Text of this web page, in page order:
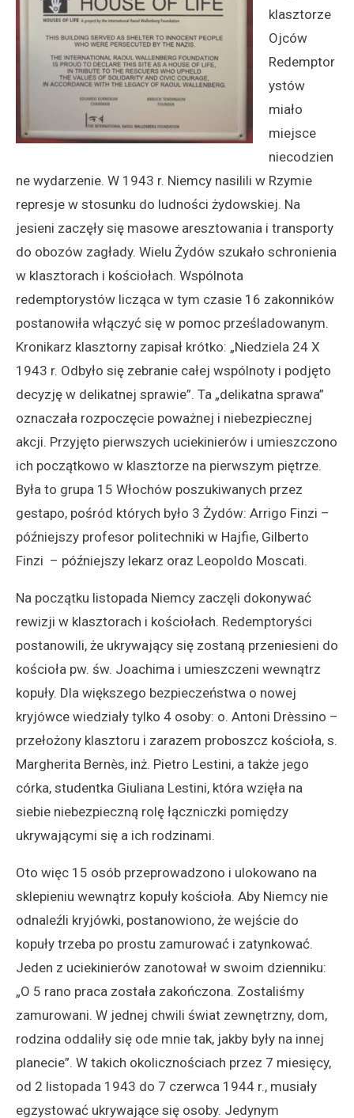
klasztorze
Ojców
Redemptor
ystów
miało
miejsce
niecodzien
ne wydarzenie. W 1943 r. Niemcy nasilili w Rzymie
represje w stosunku do ludności żydowskiej. Na
jesieni zaczęły się masowe aresztowania i transporty
do obozów zagłady. Wielu Żydów szukało schronienia
w klasztorach i kościołach. Wspólnota
redemptorystów licząca w tym czasie 16 zakonników
postanowiła włączyć się w pomoc prześladowanym.
Kronikarz klasztorny zapisał krótko: „Niedziela 24 X
1943 r. Odbyło się zebranie całej wspólnoty i podjęto
decyzję w delikatnej sprawie”. Ta „delikatna sprawa”
oznaczała rozpoczęcie poważnej i niebezpiecznej
akcji. Przyjęto pierwszych uciekinierów i umieszczono
ich początkowo w klasztorze na pierwszym piętrze.
Była to grupa 15 Włochów poszukiwanych przez
gestapo, pośród których było 3 Żydów: Arrigo Finzi –
późniejszy profesor politechniki w Hajfie, Gilberto
Finzi – późniejszy lekarz oraz Leopoldo Moscati.
Na początku listopada Niemcy zaczęli dokonywać
rewizji w klasztorach i kościołach. Redemptoryści
postanowili, że ukrywający się zostaną przeniesieni do
kościoła pw. św. Joachima i umieszczeni wewnątrz
kopuły. Dla większego bezpieczeństwa o nowej
kryjówce wiedziały tylko 4 osoby: o. Antoni Drèssino –
przełożony klasztoru i zarazem proboszcz kościoła, s.
Margherita Bernès, inż. Pietro Lestini, a także jego
córka, studentka Giuliana Lestini, która wzięła na
siebie niebezpieczną rolę łączniczki pomiędzy
ukrywającymi się a ich rodzinami.
Oto więc 15 osób przeprowadzono i ulokowano na
sklepieniu wewnątrz kopuły kościoła. Aby Niemcy nie
odnaleźli kryjówki, postanowiono, że wejście do
kopuły trzeba po prostu zamurować i zatynkować.
Jeden z uciekinierów zanotował w swoim dzienniku:
„O 5 rano praca została zakończona. Zostaliśmy
zamurowani. W jednej chwili świat zewnętrzny, dom,
rodzina oddaliły się ode mnie tak, jakby były na innej
planecie”. W takich okolicznościach przez 7 miesięcy,
od 2 listopada 1943 do 7 czerwca 1944 r., musiały
egzystować ukrywające się osoby. Jedynym